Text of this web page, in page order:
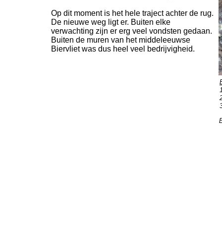
Op dit moment is het hele traject achter de rug.
De nieuwe weg ligt er. Buiten elke
verwachting zijn er erg veel vondsten gedaan.
Buiten de muren van het middeleeuwse
Biervliet was dus heel veel bedrijvigheid.